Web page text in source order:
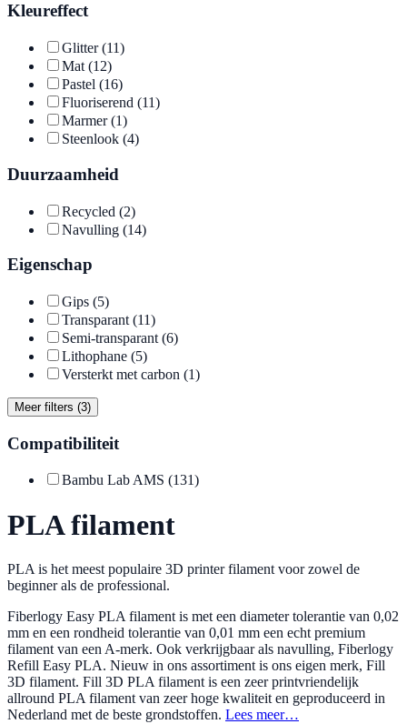
Kleureffect
Glitter(11)
Mat (12)
Pastel (16)
Fluoriserend (11)
Marmer(1)
Steenlook (4)
Duurzaamheid
Recycled (2)
Navulling (14)
Eigenschap
Gips (5)
Transparant (11)
Semi-transparant (6)
Lithophane (5)
Versterkt met carbon (1)
Meer filters (3)
Compatibiliteit
Bambu Lab AMS (131)
PLA filament
PLA is het meest populaire 3D printer filament voor zowel de
beginner als de professional.
Fiberlogy Easy PLA filament is met een diameter tolerantie van 0,02
mm en een rondheid tolerantie van 0,01 mm een echt premium
filament van een A-merk. Ook verkrijgbaar als navulling, Fiberlogy
Refill Easy PLA. Nieuw in ons assortiment is ons eigen merk, Fill
3D filament. Fill 3D PLA filament is een zeer printvriendelijk
allround PLA filament van zeer hoge kwaliteit en geproduceerd in
Nederland met de beste grondstoffen. Lees meer…